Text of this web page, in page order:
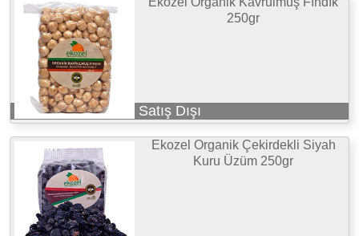
250gr
Satış Dışı
Ekozel Organik Çekirdekli Siyah
Kuru Üzüm 250gr